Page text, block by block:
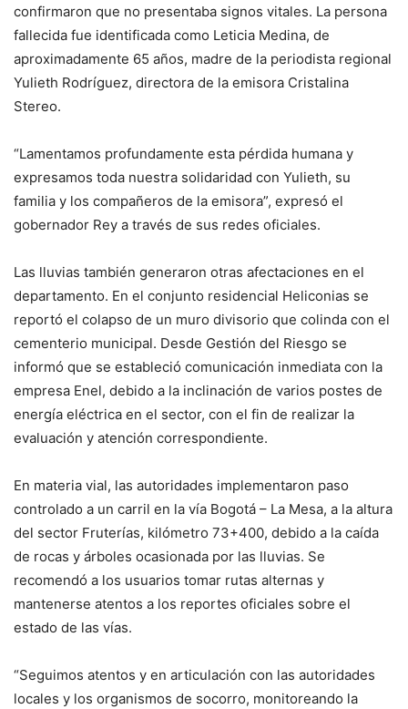
confirmaron que no presentaba signos vitales. La persona
fallecida fue identificada como Leticia Medina, de
aproximadamente 65 años, madre de la periodista regional
Yulieth Rodríguez, directora de la emisora Cristalina
Stereo.
“Lamentamos profundamente esta pérdida humana y
expresamos toda nuestra solidaridad con Yulieth, su
familia y los compañeros de la emisora”, expresó el
gobernador Rey a través de sus redes oficiales.
Las lluvias también generaron otras afectaciones en el
departamento. En el conjunto residencial Heliconias se
reportó el colapso de un muro divisorio que colinda con el
cementerio municipal. Desde Gestión del Riesgo se
informó que se estableció comunicación inmediata con la
empresa Enel, debido a la inclinación de varios postes de
energía eléctrica en el sector, con el fin de realizar la
evaluación y atención correspondiente.
En materia vial, las autoridades implementaron paso
controlado a un carril en la vía Bogotá – La Mesa, a la altura
del sector Fruterías, kilómetro 73+400, debido a la caída
de rocas y árboles ocasionada por las lluvias. Se
recomendó a los usuarios tomar rutas alternas y
mantenerse atentos a los reportes oficiales sobre el
estado de las vías.
“Seguimos atentos y en articulación con las autoridades
locales y los organismos de socorro, monitoreando la